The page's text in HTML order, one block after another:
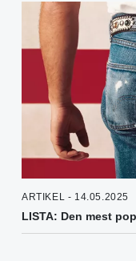
ARTIKEL - 14.05.2025
LISTA: Den mest